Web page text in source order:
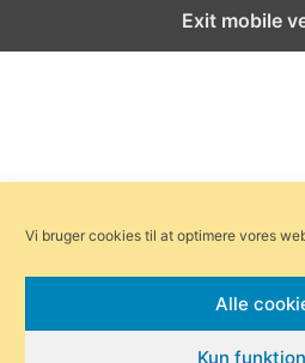
Vi bruger cookies til at optimere vores
Alle
Kun
Exit mobile